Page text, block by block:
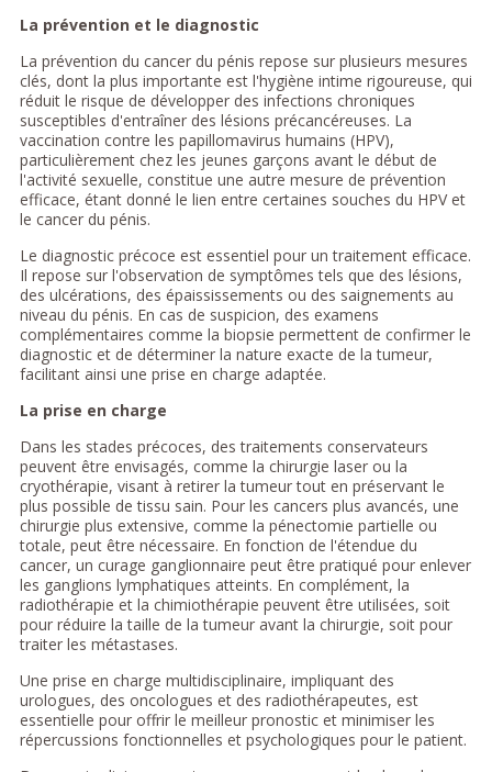
La prévention et le diagnostic
La prévention du cancer du pénis repose sur plusieurs mesures
clés, dont la plus importante est l'hygiène intime rigoureuse, qui
réduit le risque de développer des infections chroniques
susceptibles d'entraîner des lésions précancéreuses. La
vaccination contre les papillomavirus humains (HPV),
particulièrement chez les jeunes garçons avant le début de
l'activité sexuelle, constitue une autre mesure de prévention
efficace, étant donné le lien entre certaines souches du HPV et
le cancer du pénis.
Le diagnostic précoce est essentiel pour un traitement efficace.
Il repose sur l'observation de symptômes tels que des lésions,
des ulcérations, des épaississements ou des saignements au
niveau du pénis. En cas de suspicion, des examens
complémentaires comme la biopsie permettent de confirmer le
diagnostic et de déterminer la nature exacte de la tumeur,
facilitant ainsi une prise en charge adaptée.
La prise en charge
Dans les stades précoces, des traitements conservateurs
peuvent être envisagés, comme la chirurgie laser ou la
cryothérapie, visant à retirer la tumeur tout en préservant le
plus possible de tissu sain. Pour les cancers plus avancés, une
chirurgie plus extensive, comme la pénectomie partielle ou
totale, peut être nécessaire. En fonction de l'étendue du
cancer, un curage ganglionnaire peut être pratiqué pour enlever
les ganglions lymphatiques atteints. En complément, la
radiothérapie et la chimiothérapie peuvent être utilisées, soit
pour réduire la taille de la tumeur avant la chirurgie, soit pour
traiter les métastases.
Une prise en charge multidisciplinaire, impliquant des
urologues, des oncologues et des radiothérapeutes, est
essentielle pour offrir le meilleur pronostic et minimiser les
répercussions fonctionnelles et psychologiques pour le patient.